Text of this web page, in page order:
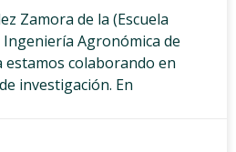
Zamora de la (Escuela
Agronómica de
estamos colaborando en
investigación. En